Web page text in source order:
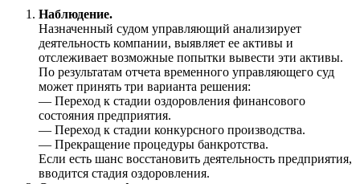
Наблюдение.
Назначенный судом управляющий анализирует
деятельность компании, выявляет ее активы и
отслеживает возможные попытки вывести эти активы.
По результатам отчета временного управляющего суд
может принять три варианта решения:
— Переход к стадии оздоровления финансового
состояния предприятия.
— Переход к стадии конкурсного производства.
— Прекращение процедуры банкротства.
Если есть шанс восстановить деятельность предприятия,
вводится стадия оздоровления.